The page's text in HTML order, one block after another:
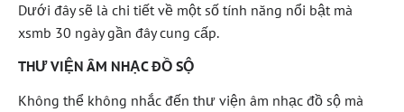
Dưới đây sẽ là chi tiết về một số tính năng nổi bật mà
xsmb 30 ngày gần đây cung cấp.
THƯ VIỆN ÂM NHẠC ĐỒ SỘ
Không thể không nhắc đến thư viện âm nhạc đồ sộ mà